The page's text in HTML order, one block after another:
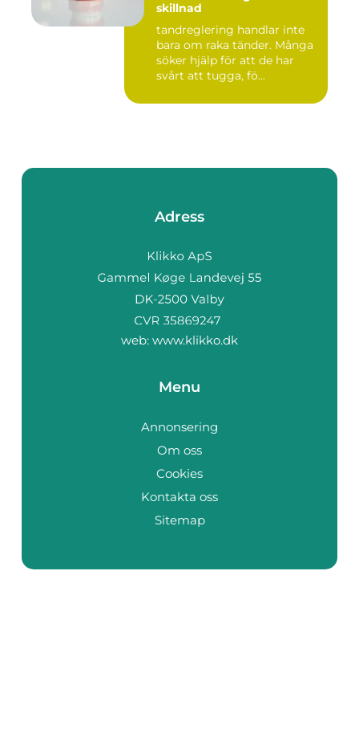
skillnad
tandreglering handlar inte
bara om raka tänder. Många
söker hjälp för att de har
svårt att tugga, fö...
Adress
web: www.klikko.dk
Menu
Annonsering
Om oss
Cookies
Kontakta oss
Sitemap